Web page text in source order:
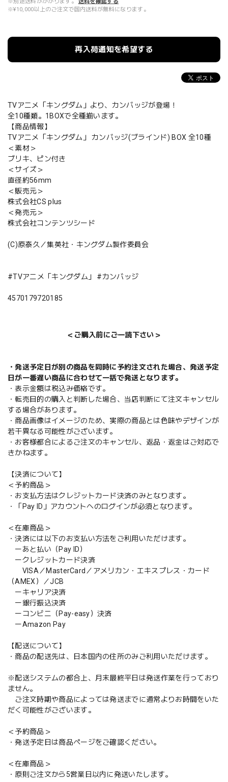
※¥10,000以上のご注文で国内送料が無料になります。
再入荷通知を希望する
TVアニメ「キングダム」より、カンバッジが登場！
全10種類。1BOXで全種揃います。
【商品情報】
TVアニメ「キングダム」 カンバッジ(ブラインド) BOX 全10種
＜素材＞
ブリキ、ピン付き
＜サイズ＞
直径約56mm
＜販売元＞
株式会社CS plus
＜発売元＞
株式会社コンテンツシード
(C)原泰久／集英社・キングダム製作委員会
#TVアニメ「キングダム」 #カンバッジ
4570179720185
＜ご購入前にご一読下さい＞
・発送予定日が別の商品を同時に予約注文された場合、発送予定
日が一番遅い商品に合わせて一括で発送となります。
・表示金額は税込み価格です。
・転売目的の購入と判断した場合、当店判断にて注文キャンセル
する場合があります。
・商品画像はイメージのため、実際の商品とは色味やデザインが
若干異なる可能性がございます。
・お客様都合によるご注文のキャンセル、返品・返金はご対応で
きかねます。
【決済について】
＜予約商品＞
・お支払方法はクレジットカード決済のみとなります。
・「Pay ID」アカウントへのログインが必須となります。
＜在庫商品＞
・決済には以下のお支払い方法をご利用いただけます。
ーあと払い（Pay ID）
ークレジットカード決済
VISA／MasterCard／アメリカン・エキスプレス・カード
（AMEX）／JCB
ーキャリア決済
ー銀行振込決済
ーコンビニ（Pay-easy）決済
ーAmazon Pay
【配送について】
・商品の配送先は、日本国内の住所のみご利用いただけます。
※配送システムの都合上、月末最終平日は発送作業を行っており
ません。
ご注文時期や商品によっては発送までに通常よりお時間をいた
だく可能性がございます。
＜予約商品＞
・発送予定日は商品ページをご確認ください。
＜在庫商品＞
・原則ご注文から5営業日以内に発送いたします。